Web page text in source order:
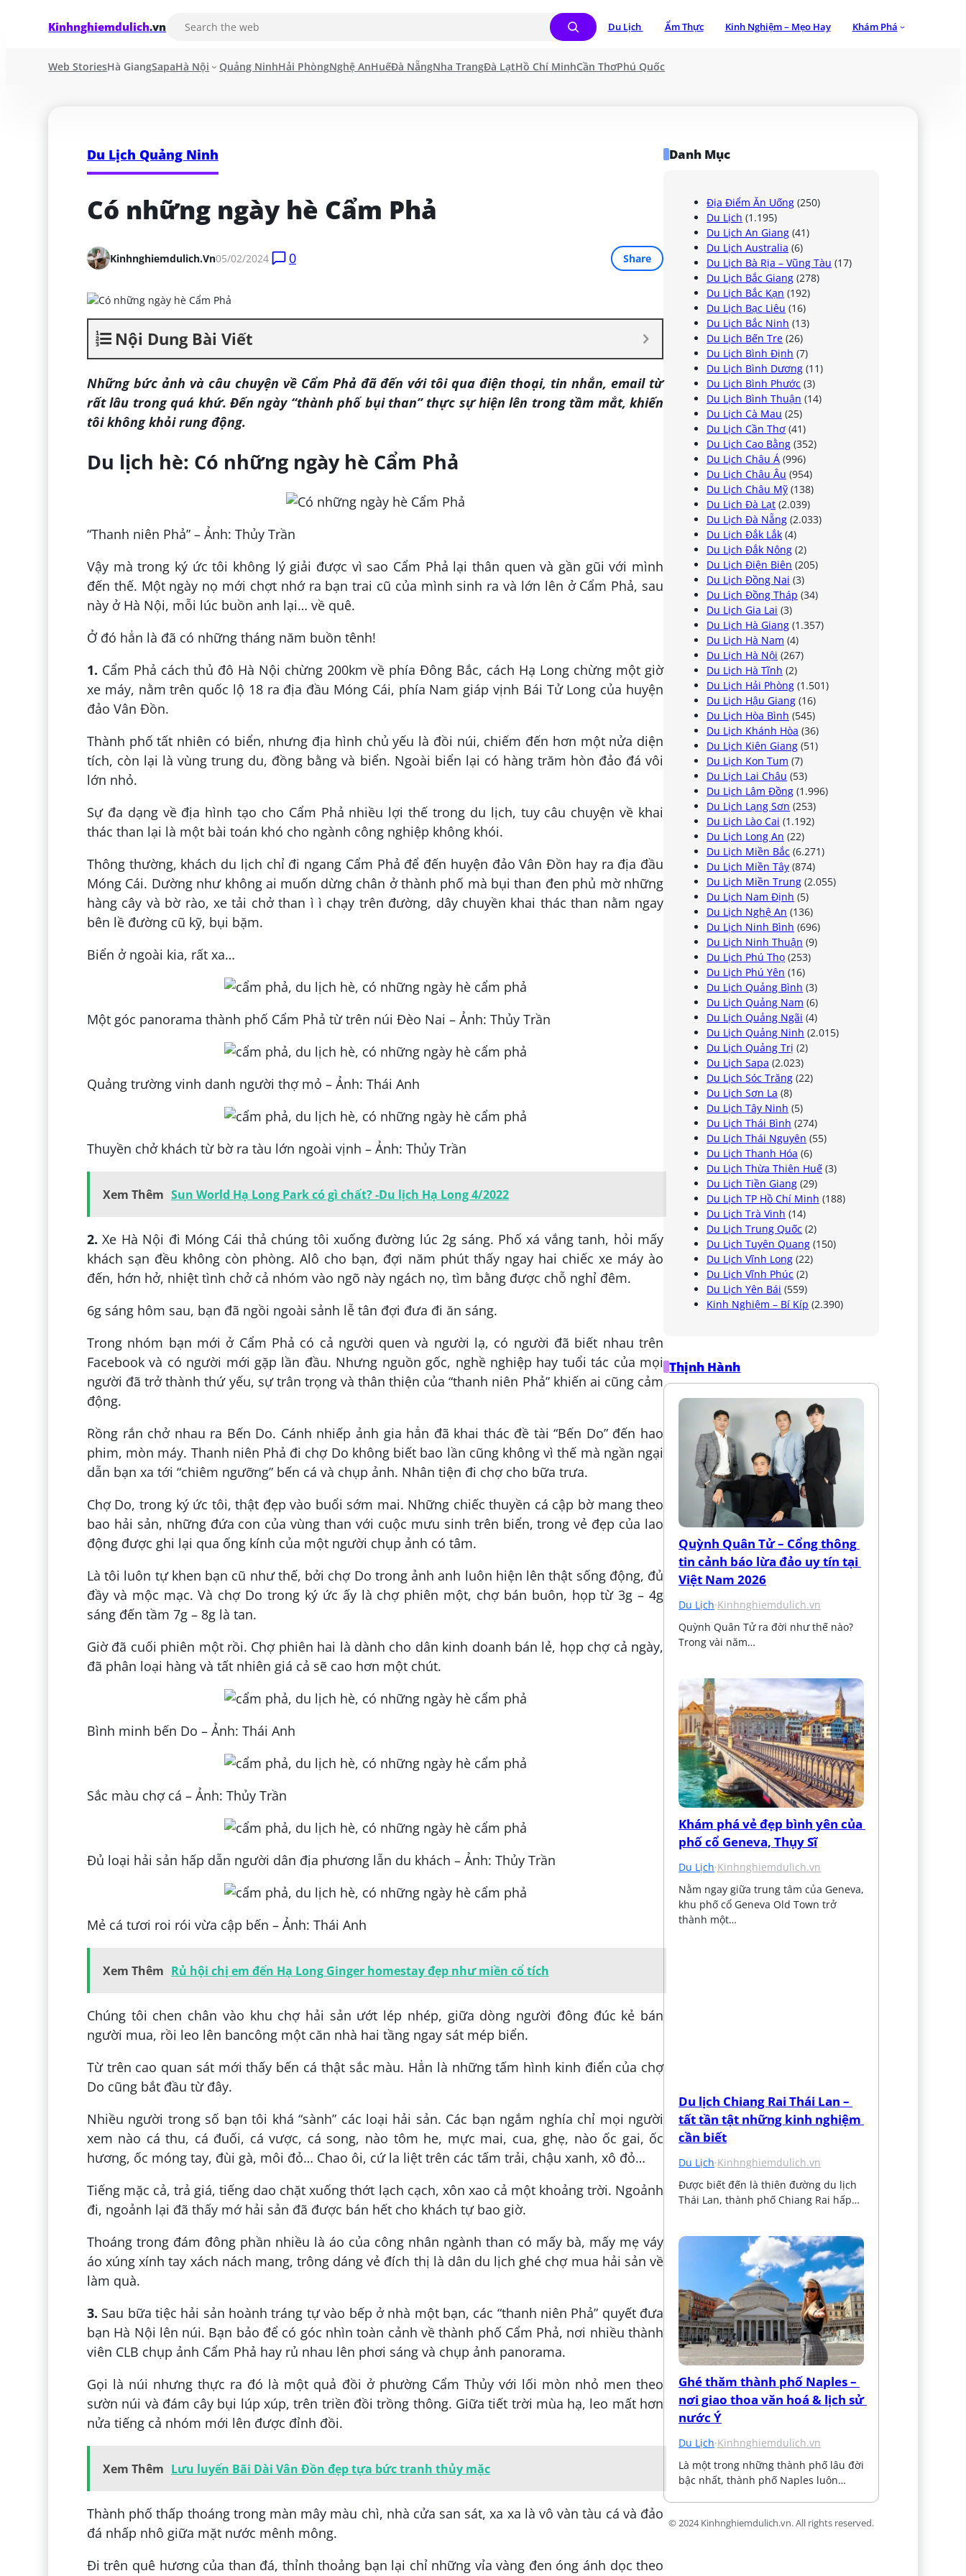
Kinhnghiemdulich.vn Du Lịch Ẩm Thực Kinh Nghiệm – Mẹo Hay Khám Phá
Web StoriesHà GiangSapaHà Nội Quảng NinhHải PhòngNghệ AnHuếĐà NẵngNha TrangĐà LạtHồ Chí MinhCần ThơPhú Quốc
Du Lịch Quảng Ninh
Có những ngày hè Cẩm Phả
Kinhnghiemdulich.vn05/02/2024 0 Share
Nội Dung Bài Viết
Những bức ảnh và câu chuyện về Cẩm Phả đã đến với tôi qua điện thoại, tin nhắn, email từ
rất lâu trong quá khứ. Đến ngày “thành phố bụi than” thực sự hiện lên trong tầm mắt, khiến
tôi không khỏi rung động.
Du lịch hè: Có những ngày hè Cẩm Phả
“Thanh niên Phả” – Ảnh: Thủy Trần
Vậy mà trong ký ức tôi không lý giải được vì sao Cẩm Phả lại thân quen và gần gũi với mình
đến thế. Một ngày nọ mới chợt nhớ ra bạn trai cũ của mình sinh ra và lớn lên ở Cẩm Phả, sau
này ở Hà Nội, mỗi lúc buồn anh lại… về quê.
Ở đó hẳn là đã có những tháng năm buồn tênh!
1. Cẩm Phả cách thủ đô Hà Nội chừng 200km về phía Đông Bắc, cách Hạ Long chừng một giờ
xe máy, nằm trên quốc lộ 18 ra địa đầu Móng Cái, phía Nam giáp vịnh Bái Tử Long của huyện
đảo Vân Đồn.
Thành phố tất nhiên có biển, nhưng địa hình chủ yếu là đồi núi, chiếm đến hơn một nửa diện
tích, còn lại là vùng trung du, đồng bằng và biển. Ngoài biển lại có hàng trăm hòn đảo đá vôi
lớn nhỏ.
Sự đa dạng về địa hình tạo cho Cẩm Phả nhiều lợi thế trong du lịch, tuy câu chuyện về khai
thác than lại là một bài toán khó cho ngành công nghiệp không khói.
Thông thường, khách du lịch chỉ đi ngang Cẩm Phả để đến huyện đảo Vân Đồn hay ra địa đầu
Móng Cái. Dường như không ai muốn dừng chân ở thành phố mà bụi than đen phủ mờ những
hàng cây và bờ rào, xe tải chở than ì ì chạy trên đường, dây chuyền khai thác than nằm ngay
bên lề đường cũ kỹ, bụi bặm.
Biển ở ngoài kia, rất xa…
Một góc panorama thành phố Cẩm Phả từ trên núi Đèo Nai – Ảnh: Thủy Trần
Quảng trường vinh danh người thợ mỏ – Ảnh: Thái Anh
Thuyền chở khách từ bờ ra tàu lớn ngoài vịnh – Ảnh: Thủy Trần
Xem Thêm Sun World Hạ Long Park có gì chất? -Du lịch Hạ Long 4/2022
2. Xe Hà Nội đi Móng Cái thả chúng tôi xuống đường lúc 2g sáng. Phố xá vắng tanh, hỏi mấy
khách sạn đều không còn phòng. Alô cho bạn, đợi năm phút thấy ngay hai chiếc xe máy ào
đến, hớn hở, nhiệt tình chở cả nhóm vào ngõ này ngách nọ, tìm bằng được chỗ nghỉ đêm.
6g sáng hôm sau, bạn đã ngồi ngoài sảnh lễ tân đợi đưa đi ăn sáng.
Trong nhóm bạn mới ở Cẩm Phả có cả người quen và người lạ, có người đã biết nhau trên
Facebook và có người mới gặp lần đầu. Nhưng nguồn gốc, nghề nghiệp hay tuổi tác của mọi
người đã trở thành thứ yếu, sự trân trọng và thân thiện của “thanh niên Phả” khiến ai cũng cảm
động.
Rồng rắn chở nhau ra Bến Do. Cánh nhiếp ảnh gia hẳn đã khai thác đề tài “Bến Do” đến hao
phim, mòn máy. Thanh niên Phả đi chợ Do không biết bao lần cũng không vì thế mà ngần ngại
dẫn bạn xa tới “chiêm ngưỡng” bến cá và chụp ảnh. Nhân tiện đi chợ cho bữa trưa.
Chợ Do, trong ký ức tôi, thật đẹp vào buổi sớm mai. Những chiếc thuyền cá cập bờ mang theo
bao hải sản, những đứa con của vùng than với cuộc mưu sinh trên biển, trong vẻ đẹp của lao
động được ghi lại qua ống kính của một người chụp ảnh có tâm.
Là tôi luôn tự khen bạn cũ như thế, bởi chợ Do trong ảnh anh luôn hiện lên thật sống động, đủ
đầy và mộc mạc. Và chợ Do trong ký ức ấy là chợ phiên một, chợ bán buôn, họp từ 3g – 4g
sáng đến tầm 7g – 8g là tan.
Giờ đã cuối phiên một rồi. Chợ phiên hai là dành cho dân kinh doanh bán lẻ, họp chợ cả ngày,
đã phân loại hàng và tất nhiên giá cả sẽ cao hơn một chút.
Bình minh bến Do – Ảnh: Thái Anh
Sắc màu chợ cá – Ảnh: Thủy Trần
Đủ loại hải sản hấp dẫn người dân địa phương lẫn du khách – Ảnh: Thủy Trần
Mẻ cá tươi roi rói vừa cập bến – Ảnh: Thái Anh
Xem Thêm Rủ hội chị em đến Hạ Long Ginger homestay đẹp như miền cổ tích
Chúng tôi chen chân vào khu chợ hải sản ướt lép nhép, giữa dòng người đông đúc kẻ bán
người mua, rồi leo lên bancông một căn nhà hai tầng ngay sát mép biển.
Từ trên cao quan sát mới thấy bến cá thật sắc màu. Hẳn là những tấm hình kinh điển của chợ
Do cũng bắt đầu từ đây.
Nhiều người trong số bạn tôi khá “sành” các loại hải sản. Các bạn ngắm nghía chỉ mọi người
xem nào cá thu, cá đuối, cá vược, cá song, nào tôm he, mực mai, cua, ghẹ, nào ốc gai, ốc
hương, ốc móng tay, đùi gà, môi đỏ… Chao ôi, cứ la liệt trên các tấm trải, chậu xanh, xô đỏ…
Tiếng mặc cả, trả giá, tiếng dao chặt xuống thớt lạch cạch, xôn xao cả một khoảng trời. Ngoảnh
đi, ngoảnh lại đã thấy mớ hải sản đã được bán hết cho khách tự bao giờ.
Thoáng trong đám đông phần nhiều là áo của công nhân ngành than có mấy bà, mấy mẹ váy
áo xúng xính tay xách nách mang, trông dáng vẻ đích thị là dân du lịch ghé chợ mua hải sản về
làm quà.
3. Sau bữa tiệc hải sản hoành tráng tự vào bếp ở nhà một bạn, các “thanh niên Phả” quyết đưa
bạn Hà Nội lên núi. Bạn bảo để có góc nhìn toàn cảnh về thành phố Cẩm Phả, nơi nhiều thành
viên CLB chụp ảnh Cẩm Phả hay rủ nhau lên phơi sáng và chụp ảnh panorama.
Gọi là núi nhưng thực ra đó là một quả đồi ở phường Cẩm Thủy với lối mòn nhỏ men theo
sườn núi và đám cây bụi lúp xúp, trên triền đồi trồng thông. Giữa tiết trời mùa hạ, leo mất hơn
nửa tiếng cả nhóm mới lên được đỉnh đồi.
Xem Thêm Lưu luyến Bãi Dài Vân Đồn đẹp tựa bức tranh thủy mặc
Thành phố thấp thoáng trong màn mây màu chì, nhà cửa san sát, xa xa là vô vàn tàu cá và đảo
đá nhấp nhô giữa mặt nước mênh mông.
Đi trên quê hương của than đá, thỉnh thoảng bạn lại chỉ những vỉa vàng đen óng ánh dọc theo
Danh Mục
Địa Điểm Ăn Uống (250)
Du Lịch (1.195)
Du Lịch An Giang (41)
Du Lịch Australia (6)
Du Lịch Bà Rịa – Vũng Tàu (17)
Du Lịch Bắc Giang (278)
Du Lịch Bắc Kạn (192)
Du Lịch Bạc Liêu (16)
Du Lịch Bắc Ninh (13)
Du Lịch Bến Tre (26)
Du Lịch Bình Định (7)
Du Lịch Bình Dương (11)
Du Lịch Bình Phước (3)
Du Lịch Bình Thuận (14)
Du Lịch Cà Mau (25)
Du Lịch Cần Thơ (41)
Du Lịch Cao Bằng (352)
Du Lịch Châu Á (996)
Du Lịch Châu Âu (954)
Du Lịch Châu Mỹ (138)
Du Lịch Đà Lạt (2.039)
Du Lịch Đà Nẵng (2.033)
Du Lịch Đắk Lắk (4)
Du Lịch Đắk Nông (2)
Du Lịch Điện Biên (205)
Du Lịch Đồng Nai (3)
Du Lịch Đồng Tháp (34)
Du Lịch Gia Lai (3)
Du Lịch Hà Giang (1.357)
Du Lịch Hà Nam (4)
Du Lịch Hà Nội (267)
Du Lịch Hà Tĩnh (2)
Du Lịch Hải Phòng (1.501)
Du Lịch Hậu Giang (16)
Du Lịch Hòa Bình (545)
Du Lịch Khánh Hòa (36)
Du Lịch Kiên Giang (51)
Du Lịch Kon Tum (7)
Du Lịch Lai Châu (53)
Du Lịch Lâm Đồng (1.996)
Du Lịch Lạng Sơn (253)
Du Lịch Lào Cai (1.192)
Du Lịch Long An (22)
Du Lịch Miền Bắc (6.271)
Du Lịch Miền Tây (874)
Du Lịch Miền Trung (2.055)
Du Lịch Nam Định (5)
Du Lịch Nghệ An (136)
Du Lịch Ninh Bình (696)
Du Lịch Ninh Thuận (9)
Du Lịch Phú Thọ (253)
Du Lịch Phú Yên (16)
Du Lịch Quảng Bình (3)
Du Lịch Quảng Nam (6)
Du Lịch Quảng Ngãi (4)
Du Lịch Quảng Ninh (2.015)
Du Lịch Quảng Trị (2)
Du Lịch Sapa (2.023)
Du Lịch Sóc Trăng (22)
Du Lịch Sơn La (8)
Du Lịch Tây Ninh (5)
Du Lịch Thái Bình (274)
Du Lịch Thái Nguyên (55)
Du Lịch Thanh Hóa (6)
Du Lịch Thừa Thiên Huế (3)
Du Lịch Tiền Giang (29)
Du Lịch TP Hồ Chí Minh (188)
Du Lịch Trà Vinh (14)
Du Lịch Trung Quốc (2)
Du Lịch Tuyên Quang (150)
Du Lịch Vĩnh Long (22)
Du Lịch Vĩnh Phúc (2)
Du Lịch Yên Bái (559)
Kinh Nghiệm – Bí Kíp (2.390)
Thịnh Hành
Quỳnh Quân Tử – Cổng thông
tin cảnh báo lừa đảo uy tín tại
Việt Nam 2026
Du Lịch·Kinhnghiemdulich.vn
Quỳnh Quân Tử ra đời như thế nào?
Trong vài năm…
Khám phá vẻ đẹp bình yên của
phố cổ Geneva, Thụy Sĩ
Du Lịch·Kinhnghiemdulich.vn
Nằm ngay giữa trung tâm của Geneva,
khu phố cổ Geneva Old Town trở
thành một…
Du lịch Chiang Rai Thái Lan –
tất tần tật những kinh nghiệm
cần biết
Du Lịch·Kinhnghiemdulich.vn
Được biết đến là thiên đường du lịch
Thái Lan, thành phố Chiang Rai hấp…
Ghé thăm thành phố Naples –
nơi giao thoa văn hoá & lịch sử
nước Ý
Du Lịch·Kinhnghiemdulich.vn
Là một trong những thành phố lâu đời
bậc nhất, thành phố Naples luôn…
© 2024 Kinhnghiemdulich.vn. All rights reserved.